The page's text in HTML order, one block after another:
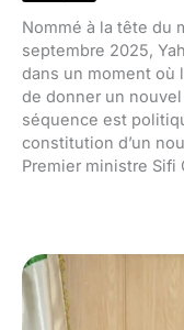
Nommé à la tête du
septembre 2025,
dans un moment où
de donner un
séquence est
constitution d’un
Premier ministre Sifi